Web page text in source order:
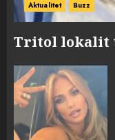
Aktualitet Buzz
Tritol lokalit